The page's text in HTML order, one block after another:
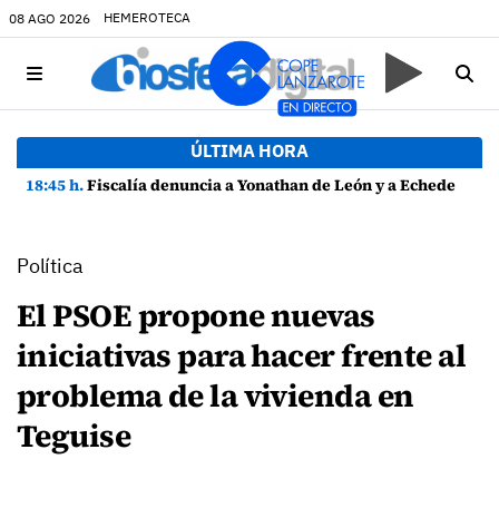
08 AGO 2026 HEMEROTECA
ÚLTIMA HORA
18:45 h.Fiscalía denuncia a Yonathan de León y a Echedey Eugenio por presuntas anomalías en contratos festivos
Política
El PSOE propone nuevas
iniciativas para hacer frente al
problema de la vivienda en
Teguise